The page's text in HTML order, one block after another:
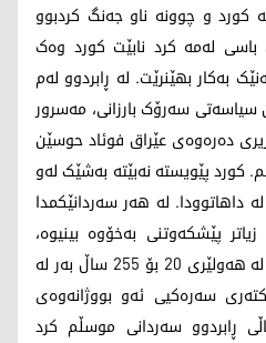
کورد و چوونە ناو جەنگ کردبوو
باسی لەمە کرد نابێت کورد وەک
بەکار بهێنرێت. لە ڕابردوو لەم
سیاسەتی سەرۆک بارزانی، مەسرور
دەرەوەی عێراق فوئاد حوسێن
کورد پێویستە نەبێتە بەشێک لەو
لە هەر سەردانێکمدا
پێشکەوتنی بەخۆوە بینیوە،
هەولێر زیاتر مۆدێرن بووە، بیر لە هەولێری 20 بۆ 25٥ ساڵ بەر لە
سەرەکیی ئەو بووژانەوەی
ڕابردوو سەردانی موسڵم کرد